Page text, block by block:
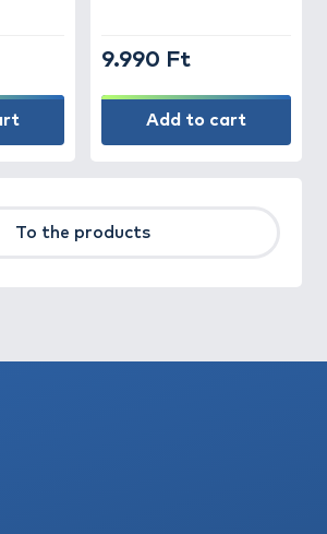
9.990 Ft
Add to cart
To the products